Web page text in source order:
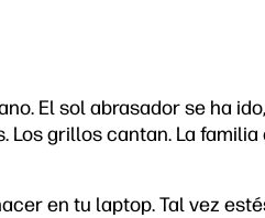
El sol abrasador se ha
grillos cantan. La
en tu laptop. Tal vez